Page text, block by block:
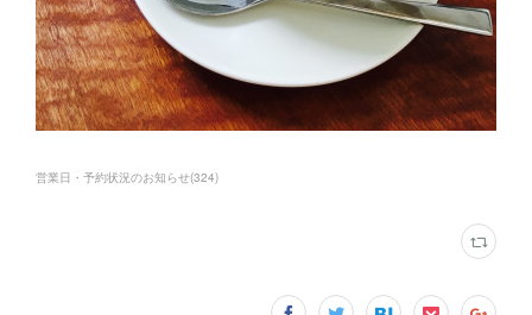
営業日・予約状況のお知らせ(324)